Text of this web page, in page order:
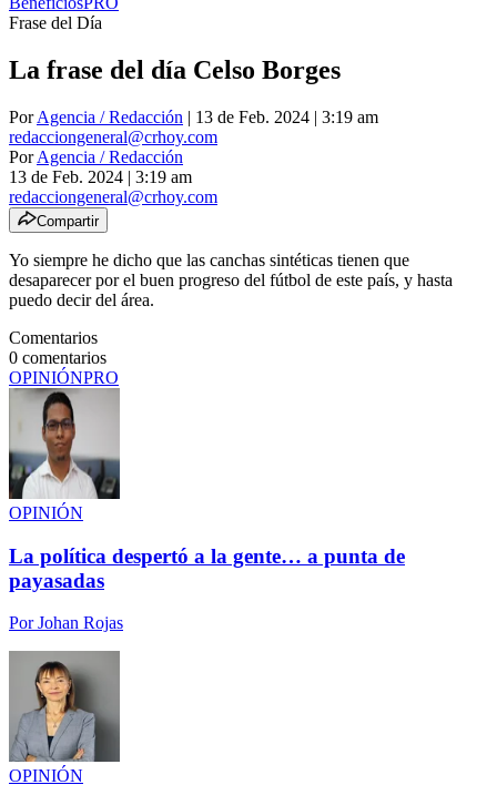
Frase del Día
La frase del día Celso Borges
PorAgencia / Redacción | 13 de Feb. 2024 | 3:19 am
redacciongeneral@crhoy.com
PorAgencia / Redacción
13 de Feb. 2024 | 3:19 am
redacciongeneral@crhoy.com
Compartir
Yo siempre he dicho que las canchas sintéticas tienen que
desaparecer por el buen progreso del fútbol de este país, y hasta
puedo decir del área.
Comentarios
0 comentarios
OPINIÓNPRO
OPINIÓN
La política despertó a la gente… a punta de
payasadas
PorJohan Rojas
OPINIÓN